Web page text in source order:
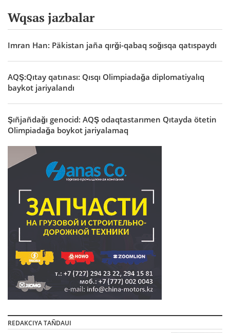
Wqsas jazbalar
Imran Han: Päkistan jaña qırği-qabaq soğısqa qatıspaydı
AQŞ:Qıtay qatınası: Qısqı Olimpiadağa diplomatiyalıq
baykot jariyalandı
Şıñjañdağı genocid: AQŞ odaqtastarımen Qıtayda ötetin
Olimpiadağa boykot jariyalamaq
REDAKCIYA TAÑDAUI